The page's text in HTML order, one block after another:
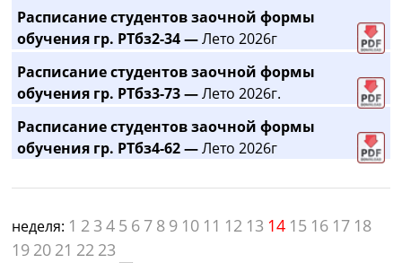
Расписание студентов заочной формы
обучения гр. РТбз2-34 —Лето 2026г
Расписание студентов заочной формы
обучения гр. РТбз3-73 —Лето 2026г.
Расписание студентов заочной формы
обучения гр. РТбз4-62 —Лето 2026г
неделя: 1 2 3 4 5 6 7 8 9 10 11 12 13 14 15 16 17 18
19 20 21 22 23